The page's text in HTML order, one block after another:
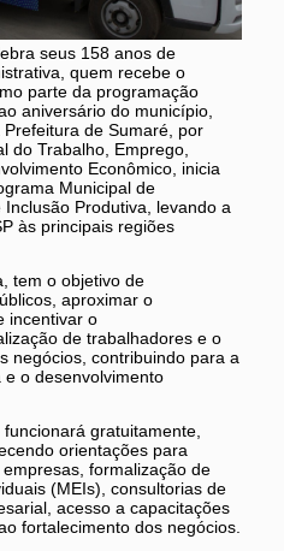
seus 158 anos de
quem recebe o
parte da programação
aniversário do município,
de Sumaré, por
do Trabalho, Emprego,
Econômico, inicia
Municipal de
Produtiva, levando a
às principais regiões
tem o objetivo de
aproximar o
incentivar o
de trabalhadores e o
negócios, contribuindo para a
o desenvolvimento
gratuitamente,
orientações para
formalização de
(MEIs), consultorias de
acesso a capacitações
fortalecimento dos negócios.